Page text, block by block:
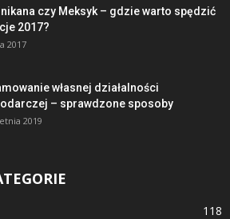
czy Meksyk – gdzie warto spędzić
2017?
2017
własnej działalności
– sprawdzone sposoby
2019
118